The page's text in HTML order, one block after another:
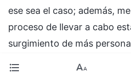
ese sea el caso; además,
proceso de llevar a cabo
surgimiento de más
esas en un futuro cercano,
ser testigos del hecho de